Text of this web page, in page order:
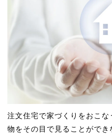
注文住宅で家づくりをおこ
物をその目で見ることがで